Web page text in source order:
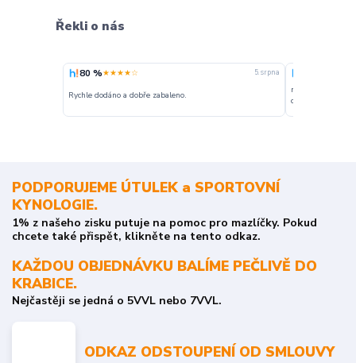
Řekli o nás
80 %★★★★☆ 5. srpna
Rychle dodáno a dobře zabaleno.
nakupuji
o stavu
PODPORUJEME ÚTULEK a SPORTOVNÍ
KYNOLOGIE.
1% z našeho zisku putuje na pomoc pro mazlíčky. Pokud
chcete také přispět, klikněte na tento odkaz.
KAŽDOU OBJEDNÁVKU BALÍME PEČLIVĚ DO
KRABICE.
Nejčastěji se jedná o 5VVL nebo 7VVL.
ODKAZ ODSTOUPENÍ OD SMLOUVY